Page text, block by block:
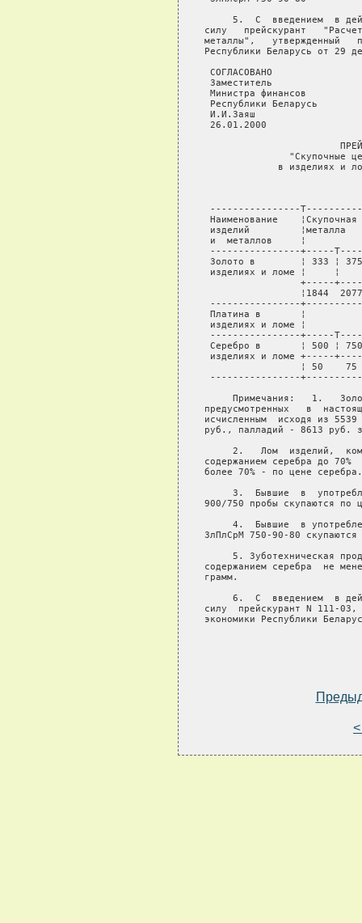
5.  С  введением  в
силу   прейскурант
металлы",   утвержденный
Республики Беларусь от 29
СОГЛАСОВАНО
Заместитель
Министра финансов
Республики Беларусь
И.И.Заяш
26.01.2000
"Скупочные
в изделиях и
----------------
Наименование
изделий         ¦металла
и  металлов     ¦
----------------+-----
Золото в        ¦ 333 ¦ 375
изделиях и ломе ¦
+-----
¦1844
----------------
Платина в       ¦
изделиях и ломе ¦
----------------+-----
Серебро в       ¦ 500 ¦ 750
изделиях и ломе +-----
¦ 50
----------------
Примечания:   1.
предусмотренных   в
исчисленным  исходя из
руб., палладий - 8613 руб.
2.   Лом  изделий,
содержанием серебра до
более 70% - по цене серебра.
3.  Бывшие  в
900/750 пробы скупаются
4.  Бывшие  в
ЗлПлСрМ 750-90-80
5. Зуботехническая
содержанием серебра  не
грамм.
6.  С  введением  в
силу  прейскурант N 111-03,
экономики Республики